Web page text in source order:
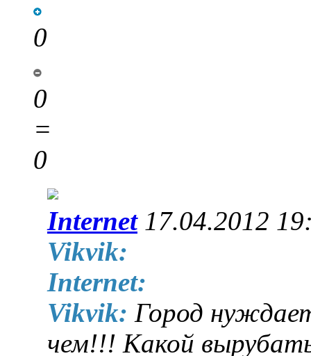
0
0
=
0
Internet17.04.2012
Vikvik:
Internet:
Vikvik: Город
чем!!! Какой